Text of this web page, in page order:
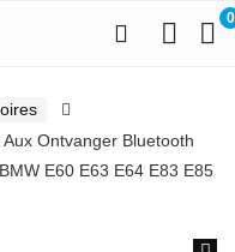
0
Ontvanger Bluetooth
E60 E63 E64 E83 E85